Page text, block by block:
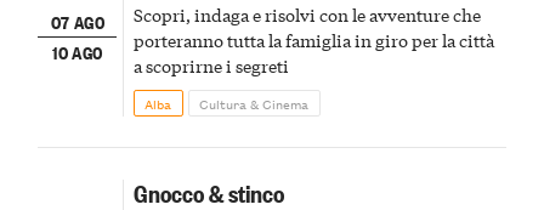
07 AGO
10 AGO
Scopri, indaga e risolvi con le avventure che
porteranno tutta la famiglia in giro per la città
a scoprirne i segreti
Alba Cultura & Cinema
Gnocco & stinco